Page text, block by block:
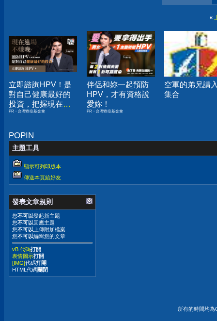
«
立即諮詢HPV！是
對自己健康最好的
投資，把握現在不
嫌晚！
PR・台灣癌症基金會
伴侶和妳一起預防
HPV，才有資格說
愛妳！
PR・台灣癌症基金會
空軍的弟兄請
集合
POPIN
主題工具
顯示可列印版本
傳送本頁給好友
發表文章規則
您不可以發起新主題
您不可以回應主題
您不可以 上傳附加檔案
您不可以編輯您的文章
vB 代碼打開
表情圖示打開
[IMG]代碼打開
HTML代碼關閉
所有的時間均為